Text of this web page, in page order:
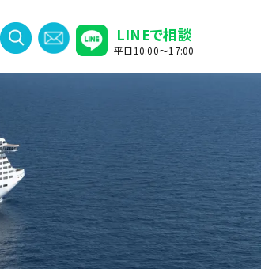
LINEで相談
平日10:00〜17:00